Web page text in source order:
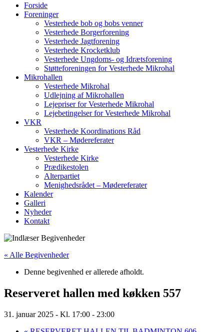
Forside
Foreninger
Vesterhede bob og bobs venner
Vesterhede Borgerforening
Vesterhede Jagtforening
Vesterhede Krocketklub
Vesterhede Ungdoms- og Idrætsforening
Støtteforeningen for Vesterhede Mikrohal
Mikrohallen
Vesterhede Mikrohal
Udlejning af Mikrohallen
Lejepriser for Vesterhede Mikrohal
Lejebetingelser for Vesterhede Mikrohal
VKR
Vesterhede Koordinations Råd
VKR – Mødereferater
Vesterhede Kirke
Vesterhede Kirke
Prædikestolen
Alterpartiet
Menighedsrådet – Mødereferater
Kalender
Galleri
Nyheder
Kontakt
« Alle Begivenheder
Denne begivenhed er allerede afholdt.
Reserveret hallen med køkken 557
31. januar 2025 - Kl. 17:00 - 23:00